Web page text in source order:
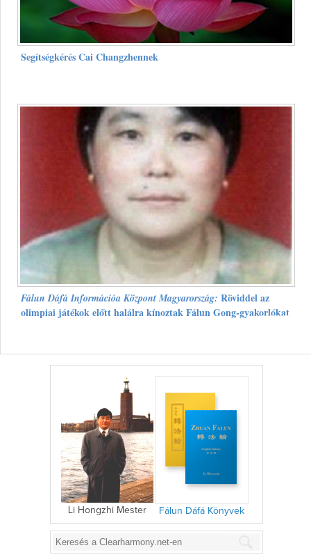
Segítségkérés Cai Changzhennek
Fálun Dáfá Információa Központ Magyarország: Röviddel az
olimpiai játékok előtt halálra kínoztak Fálun Gong-gyakorlókat
Li Hongzhi Mester Fálun Dáfá Könyvek